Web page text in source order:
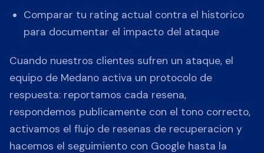
Comparar tu rating actual contra el historico
para documentar el impacto del ataque
Cuando nuestros clientes sufren un ataque, el
equipo de Medano activa un protocolo de
respuesta: reportamos cada resena,
respondemos publicamente con el tono correcto,
activamos el flujo de resenas de recuperacion y
hacemos el seguimiento con Google hasta la